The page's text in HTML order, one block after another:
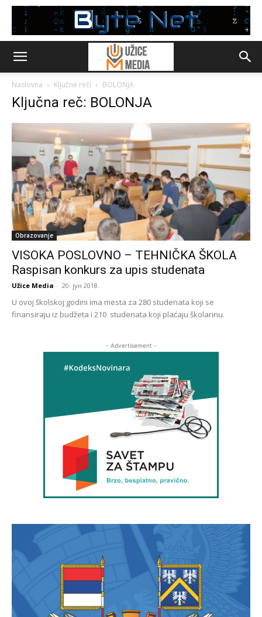
Naslovna Ključne reči BOLONJA
Ključna reč: BOLONJA
Obrazovanje
VISOKA POSLOVNO – TEHNIČKA ŠKOLA
Raspisan konkurs za upis studenata
Užice Media - 20. јун 2018.
U ovoj školskoj godini ima mesta za 280 studenata koji se
finansiraju iz budžeta i 210 studenata koji plaćaju školarinu.
- Advertisement -